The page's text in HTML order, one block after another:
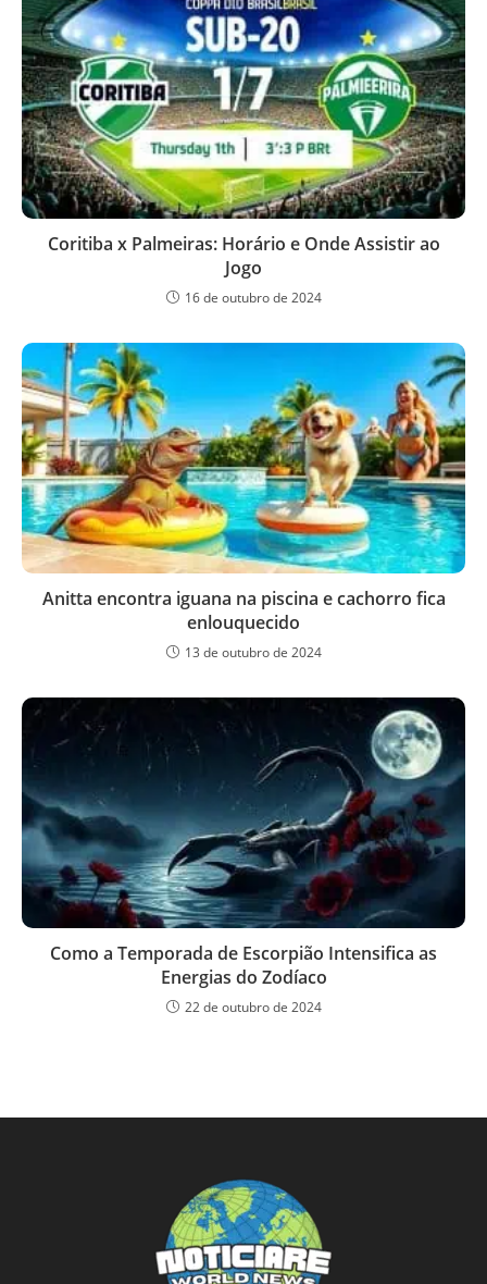
Coritiba x Palmeiras: Horário e Onde Assistir ao
Jogo
16 de outubro de 2024
Anitta encontra iguana na piscina e cachorro fica
enlouquecido
13 de outubro de 2024
Como a Temporada de Escorpião Intensifica as
Energias do Zodíaco
22 de outubro de 2024